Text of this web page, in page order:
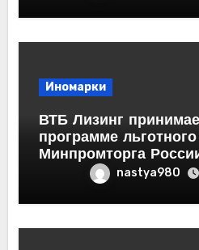
Иномарки
ВТБ Лизинг
программе
Минпромторга
nastya980